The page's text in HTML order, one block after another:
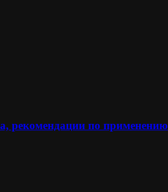
рекомендации по применению